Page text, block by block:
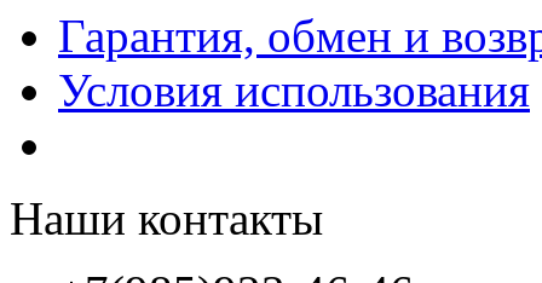
Гарантия, обмен и
Условия использования
Наши контакты